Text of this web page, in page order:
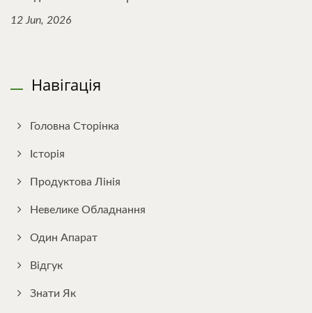
12 Jun, 2026
Навігація
Головна Сторінка
Історія
Продуктова Лінія
Невелике Обладнання
Один Апарат
Відгук
Знати Як